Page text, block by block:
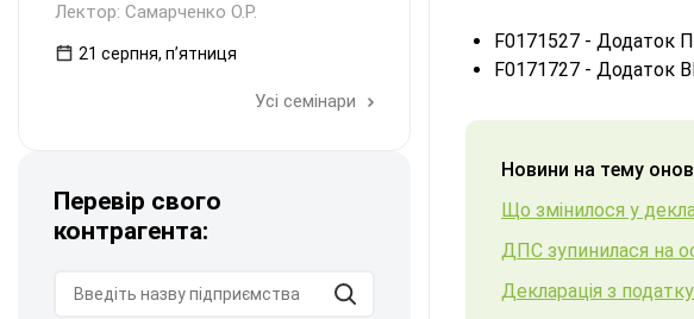
F0171527 - Додаток
F0171727 - Додаток
Новини на тему
Що змінилося у
ДПС зупинилася на
Декларація з
Лектор: Самарченко О.Р.
21 серпня, пʼятниця
Усі семінари
Перевір свого
контрагента: